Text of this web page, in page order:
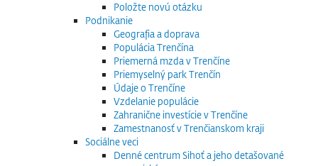
Položte novú otázku
Podnikanie
Geografia a doprava
Populácia Trenčína
Priemerná mzda v Trenčíne
Priemyselný park Trenčín
Údaje o Trenčíne
Vzdelanie populácie
Zahranične investície v Trenčíne
Zamestnanosť v Trenčianskom kraji
Sociálne veci
Denné centrum Sihoť a jeho detašované